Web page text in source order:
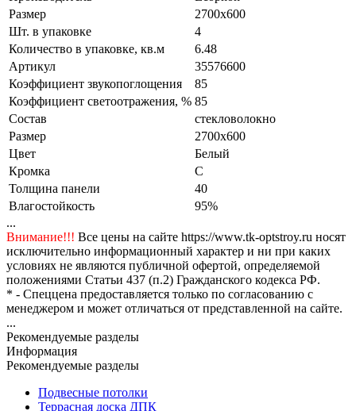
Размер
2700x600
Шт. в упаковке
4
Количество в упаковке, кв.м
6.48
Артикул
35576600
Коэффициент звукопоглощения
85
Коэффициент светоотражения, % 85
Состав
стекловолокно
Размер
2700x600
Цвет
Белый
Кромка
C
Толщина панели
40
Влагостойкость
95%
...
Внимание!!! Все цены на сайте https://www.tk-optstroy.ru носят
исключительно информационный характер и ни при каких
условиях не являются публичной офертой, определяемой
положениями Статьи 437 (п.2) Гражданского кодекса РФ.
* - Спеццена предоставляется только по согласованию с
менеджером и может отличаться от представленной на сайте.
...
Рекомендуемые разделы
Информация
Рекомендуемые разделы
Подвесные потолки
Террасная доска ДПК